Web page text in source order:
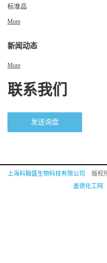
标准品
More
新闻动态
More
联系我们
发送询盘
上海科翰盛生物科技有限公司 版权
盖德化工网